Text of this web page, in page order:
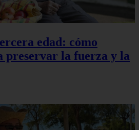
edad: cómo
preservar la fuerza y la